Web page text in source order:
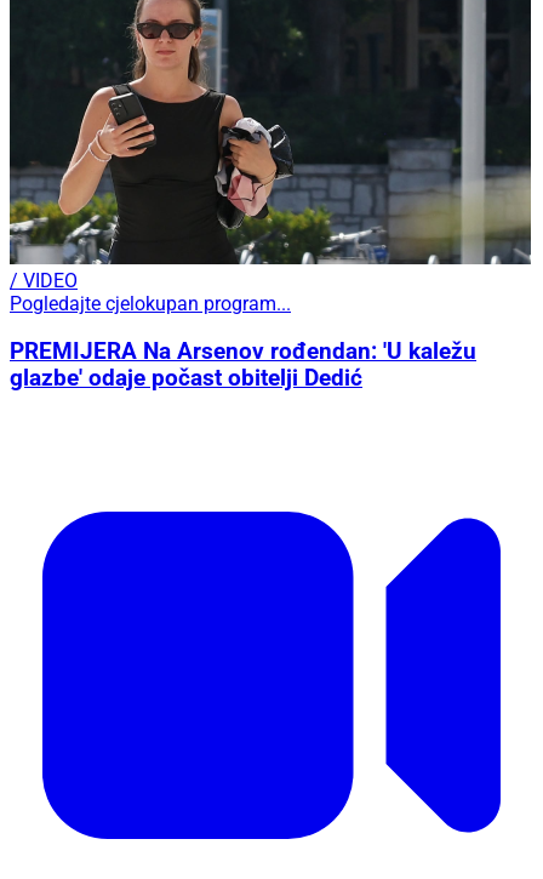
/ VIDEO
Pogledajte cjelokupan program...
PREMIJERA Na Arsenov rođendan: 'U kaležu
glazbe' odaje počast obitelji Dedić